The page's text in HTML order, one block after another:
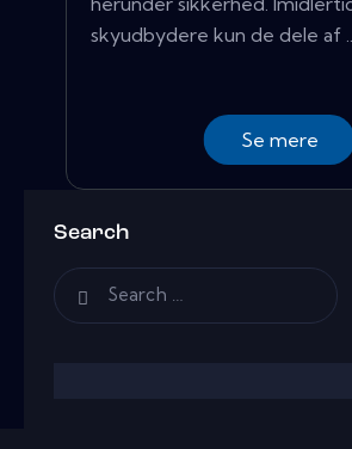
skyudbydere kun de dele af
Se mere
Search